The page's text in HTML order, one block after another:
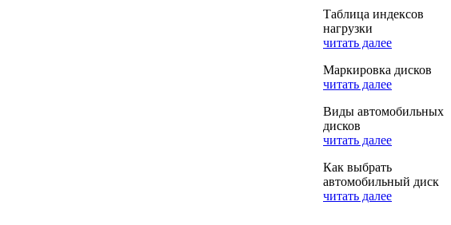
Таблица индексов
нагрузки
читать далее
Маркировка дисков
читать далее
Виды автомобильных
дисков
читать далее
Как выбрать
автомобильный диск
читать далее